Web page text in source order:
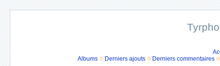
Albums
Derniers ajouts Derniers commentaires